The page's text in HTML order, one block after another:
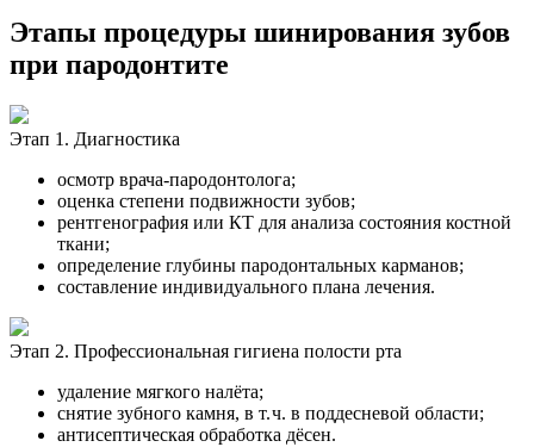
Этапы процедуры шинирования зубов
при пародонтите
Этап 1. Диагностика
осмотр врача‑пародонтолога;
оценка степени подвижности зубов;
рентгенография или КТ для анализа состояния костной
ткани;
определение глубины пародонтальных карманов;
составление индивидуального плана лечения.
Этап 2. Профессиональная гигиена полости рта
удаление мягкого налёта;
снятие зубного камня, в т. ч. в поддесневой области;
антисептическая обработка дёсен.